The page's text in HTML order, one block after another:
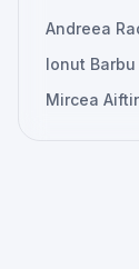
Andreea
Ionut Barbu
Mircea